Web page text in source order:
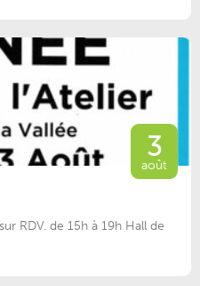
3
août
RDV. de 15h à 19h Hall de